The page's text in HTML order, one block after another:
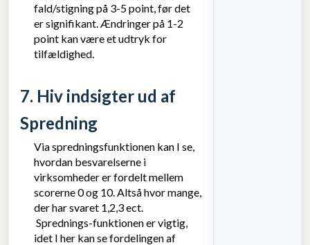
fald/stigning på 3-5 point, før det
er signifikant. Ændringer på 1-2
point kan være et udtryk for
tilfældighed.
7. Hiv indsigter ud af
Spredning
Via spredningsfunktionen kan I se,
hvordan besvarelserne i
virksomheder er fordelt mellem
scorerne 0 og 10. Altså hvor mange,
der har svaret 1,2,3 ect.
Sprednings-funktionen er vigtig,
idet I her kan se fordelingen af